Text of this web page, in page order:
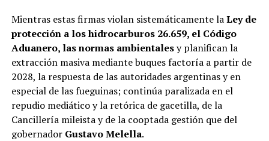
Mientras estas firmas violan sistemáticamente laLey de
protección a los hidrocarburos 26.659, el Código
Aduanero, las normas ambientalesy planifican la
extracción masiva mediante buques factoría a partir de
2028, la respuesta de las autoridades argentinas y en
especial de las fueguinas; continúa paralizada en el
repudio mediático y la retórica de gacetilla, de la
Cancillería mileista y de la cooptada gestión que del
gobernador Gustavo Melella.